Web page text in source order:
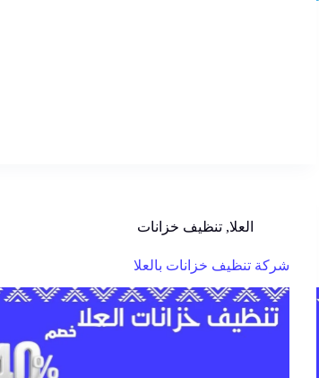
العلا,تنظيف خزانات
شركة تنظيف خزانات بالعلا